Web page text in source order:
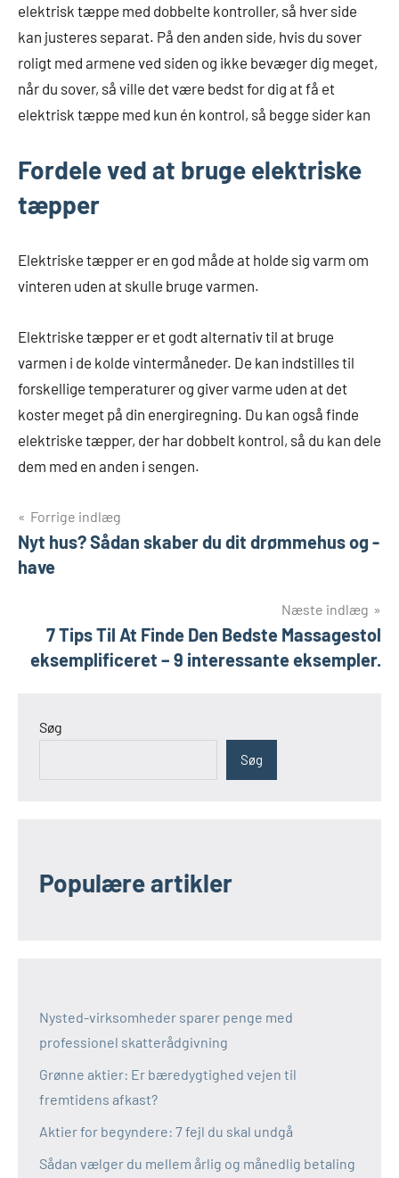
elektrisk tæppe med dobbelte kontroller, så hver side
kan justeres separat. På den anden side, hvis du sover
roligt med armene ved siden og ikke bevæger dig meget,
når du sover, så ville det være bedst for dig at få et
elektrisk tæppe med kun én kontrol, så begge sider kan
Fordele ved at bruge elektriske
tæpper
Elektriske tæpper er en god måde at holde sig varm om
vinteren uden at skulle bruge varmen.
Elektriske tæpper er et godt alternativ til at bruge
varmen i de kolde vintermåneder. De kan indstilles til
forskellige temperaturer og giver varme uden at det
koster meget på din energiregning. Du kan også finde
elektriske tæpper, der har dobbelt kontrol, så du kan dele
dem med en anden i sengen.
Indlægsnavigation
Forrige indlæg
Nyt hus? Sådan skaber du dit drømmehus og -
have
Næste indlæg
7 Tips Til At Finde Den Bedste Massagestol
eksemplificeret – 9 interessante eksempler.
Søg
Søg
Populære artikler
Nysted-virksomheder sparer penge med
professionel skatterådgivning
Grønne aktier: Er bæredygtighed vejen til
fremtidens afkast?
Aktier for begyndere: 7 fejl du skal undgå
Sådan vælger du mellem årlig og månedlig betaling